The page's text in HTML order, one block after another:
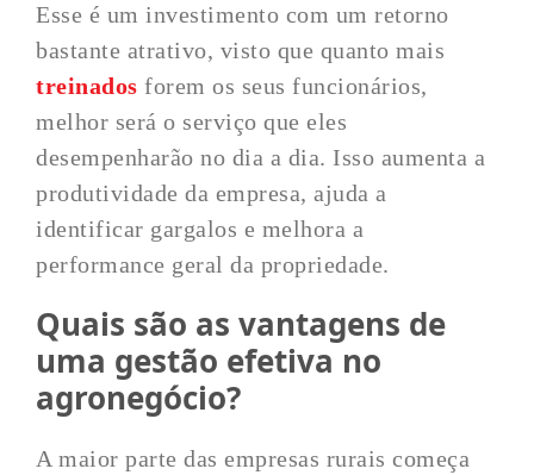
Esse é um investimento com um retorno
bastante atrativo, visto que quanto mais
treinados forem os seus funcionários,
melhor será o serviço que eles
desempenharão no dia a dia. Isso aumenta a
produtividade da empresa, ajuda a
identificar gargalos e melhora a
performance geral da propriedade.
Quais são as vantagens de
uma gestão efetiva no
agronegócio?
A maior parte das empresas rurais começa